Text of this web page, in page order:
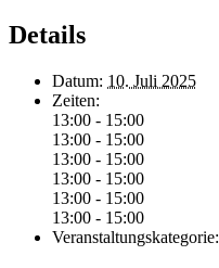
Details
Datum: 10. Juli 2025
Zeiten:
13:00 - 15:00
13:00 - 15:00
13:00 - 15:00
13:00 - 15:00
13:00 - 15:00
13:00 - 15:00
Veranstaltungskategorie: